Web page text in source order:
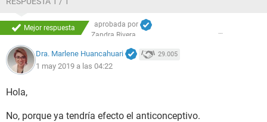
Mejor respuesta
aprobada por
Zandra Rivera
Dra. Marlene Huancahuari 29.005
1 may 2019 a las 04:22
Hola,
No, porque ya tendría efecto el anticonceptivo.